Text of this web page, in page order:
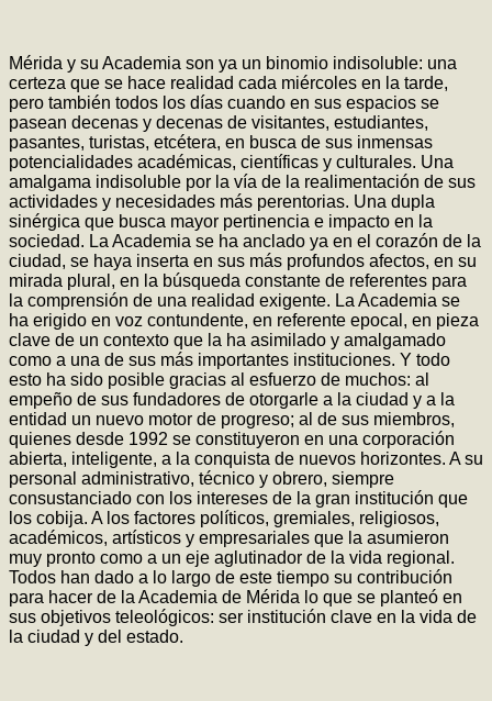
Mérida y su Academia son ya un binomio indisoluble: una
certeza que se hace realidad cada miércoles en la tarde,
pero también todos los días cuando en sus espacios se
pasean decenas y decenas de visitantes, estudiantes,
pasantes, turistas, etcétera, en busca de sus inmensas
potencialidades académicas, científicas y culturales. Una
amalgama indisoluble por la vía de la realimentación de sus
actividades y necesidades más perentorias. Una dupla
sinérgica que busca mayor pertinencia e impacto en la
sociedad. La Academia se ha anclado ya en el corazón de la
ciudad, se haya inserta en sus más profundos afectos, en su
mirada plural, en la búsqueda constante de referentes para
la comprensión de una realidad exigente. La Academia se
ha erigido en voz contundente, en referente epocal, en pieza
clave de un contexto que la ha asimilado y amalgamado
como a una de sus más importantes instituciones. Y todo
esto ha sido posible gracias al esfuerzo de muchos: al
empeño de sus fundadores de otorgarle a la ciudad y a la
entidad un nuevo motor de progreso; al de sus miembros,
quienes desde 1992 se constituyeron en una corporación
abierta, inteligente, a la conquista de nuevos horizontes. A su
personal administrativo, técnico y obrero, siempre
consustanciado con los intereses de la gran institución que
los cobija. A los factores políticos, gremiales, religiosos,
académicos, artísticos y empresariales que la asumieron
muy pronto como a un eje aglutinador de la vida regional.
Todos han dado a lo largo de este tiempo su contribución
para hacer de la Academia de Mérida lo que se planteó en
sus objetivos teleológicos: ser institución clave en la vida de
la ciudad y del estado.